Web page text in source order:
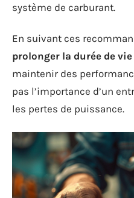
système de carburant.
En suivant ces
prolonger la durée de vie
maintenir des
pas l’importance d’un
les pertes de puissance.